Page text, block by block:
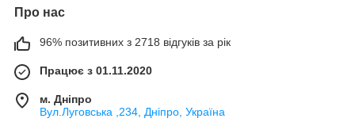
Про нас
96% позитивних з 2718 відгуків за рік
Працює з 01.11.2020
м. Дніпро
Вул.Луговська ,234, Дніпро, Україна